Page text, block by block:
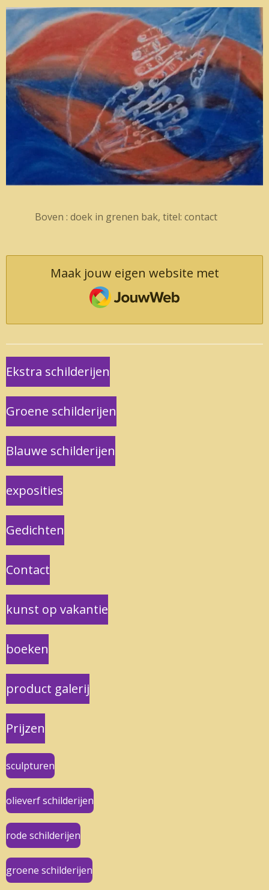
Boven : doek in grenen bak, titel: contact
Maak jouw eigen website met
JouwWeb
Ekstra schilderijen
Groene schilderijen
Blauwe schilderijen
exposities
Gedichten
Contact
kunst op vakantie
boeken
product galerij
Prijzen
sculpturen
olieverf schilderijen
rode schilderijen
groene schilderijen